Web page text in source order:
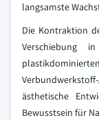
langsamste
Die Kontraktion
Verschiebung
ästhetische
Bewusstsein für